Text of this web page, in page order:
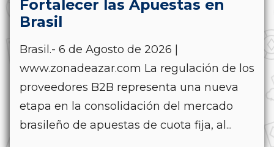
Fortalecer las Apuestas en
Brasil
Brasil.- 6 de Agosto de 2026 |
www.zonadeazar.com La regulación de los
proveedores B2B representa una nueva
etapa en la consolidación del mercado
brasileño de apuestas de cuota fija, al...